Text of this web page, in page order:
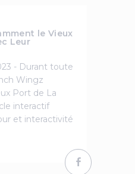
le Vieux
Leur
- Durant toute
Wingz
Port de La
interactif
et interactivité